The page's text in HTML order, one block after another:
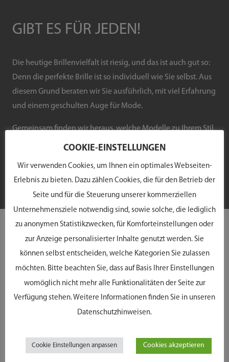
GIBT ES FÜR JEDEN!
Die heutige Brillenvielfalt ist riesig, und das ist auch gut so:
Denn die perfekte Brille ist so individuell wie Sie selbst. Aus
diesem Grund beraten wir Sie ausführlich, mit viel Erfahrung
und einem geschulten Auge für Mode.
Gemeinsam finden wir heraus, welche Modelle zu Ihrem Stil,
Ihrer Persönlichkeit und Ihrem Alltag passen. Dabei achten
Brille, die jeden Augenblick perfekt unterstreicht.
UNSERE
MARKENVIELFALT
Ob Trendbrillen von Ray-Ban, farbenfrohe Designs von etnia
immer wieder echte Geheimtipps auf Lager, die man nicht
COOKIE-EINSTELLUNGEN
Wir verwenden Cookies, um Ihnen ein optimales Webseiten-
Erlebnis zu bieten. Dazu zählen Cookies, die für den Betrieb der
Seite und für die Steuerung unserer kommerziellen
Unternehmensziele notwendig sind, sowie solche, die lediglich
zu anonymen Statistikzwecken, für Komforteinstellungen oder
zur Anzeige personalisierter Inhalte genutzt werden. Sie
können selbst entscheiden, welche Kategorien Sie zulassen
möchten. Bitte beachten Sie, dass auf Basis Ihrer Einstellungen
womöglich nicht mehr alle Funktionalitäten der Seite zur
Verfügung stehen. Weitere Informationen finden Sie in unseren
Datenschutzhinweisen.
Cookie Einstellungen anpassen Cookies akzeptieren